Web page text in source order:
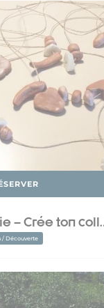
– Crée ton
/ Découverte